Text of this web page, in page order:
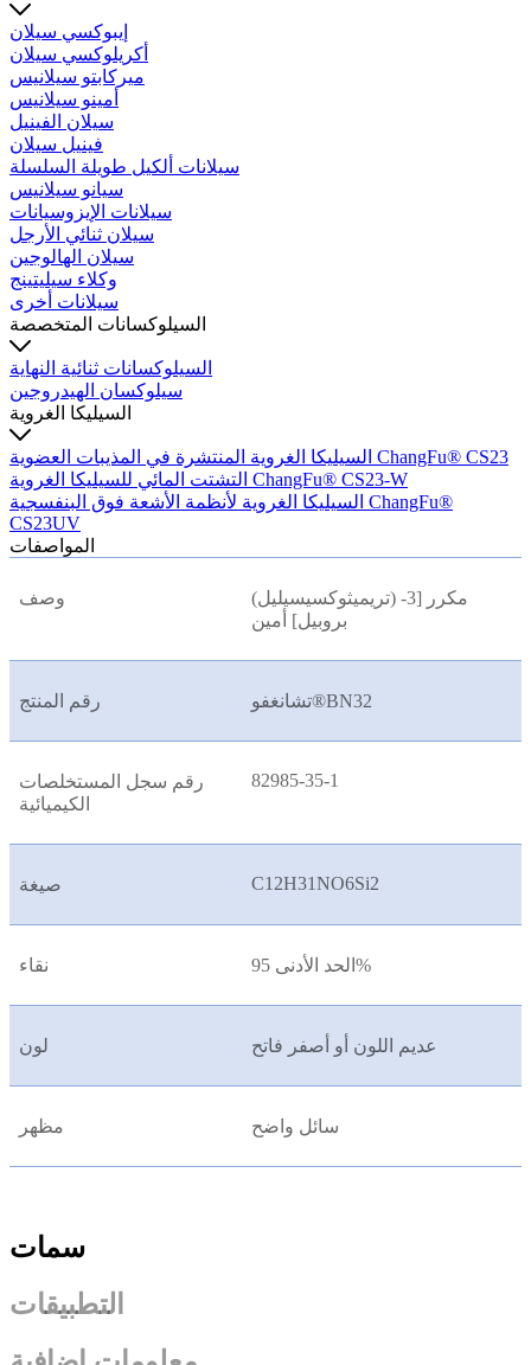
إيبوكسي سيلان
أكريلوكسي سيلان
ميركابتو سيلانيس
أمينو سيلانيس
سيلان الفينيل
فينيل سيلان
سيلانات ألكيل طويلة السلسلة
سيانو سيلانيس
سيلانات الإيزوسيانات
سيلان ثنائي الأرجل
سيلان الهالوجين
وكلاء سيليتينج
سيلانات أخرى
السيلوكسانات المتخصصة
السيلوكسانات ثنائية النهاية
سيلوكسان الهيدروجين
السيليكا الغروية
السيليكا الغروية المنتشرة في المذيبات العضوية ChangFu® CS23
التشتت المائي للسيليكا الغروية ChangFu® CS23-W
السيليكا الغروية لأنظمة الأشعة فوق البنفسجية ChangFu®
CS23UV
المواصفات
وصف
مكرر [3- (تريميثوكسيسيليل)
بروبيل] أمين
رقم المنتج تشانغفو®BN32
رقم سجل المستخلصات
الكيميائية
82985-35-1
صيغة C12H31NO6Si2
نقاء الحد الأدنى 95%
لون عديم اللون أو أصفر فاتح
مظهر سائل واضح
سمات
التطبيقات